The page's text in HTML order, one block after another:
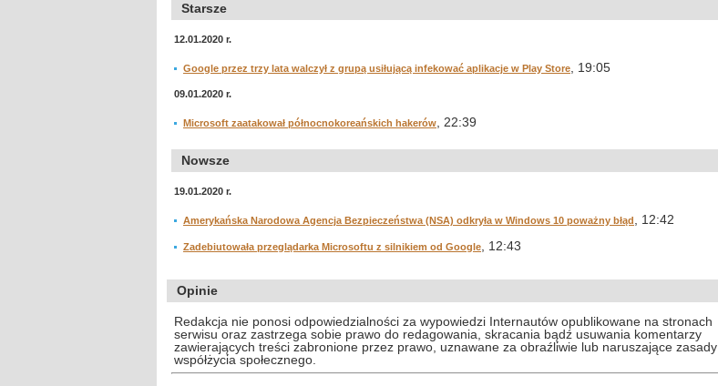
Starsze
12.01.2020 r.
Google przez trzy lata walczył z grupą usiłującą infekować aplikacje w Play Store , 19:05
09.01.2020 r.
Microsoft zaatakował północnokoreańskich hakerów , 22:39
Nowsze
19.01.2020 r.
Amerykańska Narodowa Agencja Bezpieczeństwa (NSA) odkryła w Windows 10 poważny błąd , 12:42
Zadebiutowała przeglądarka Microsoftu z silnikiem od Google , 12:43
Opinie
Redakcja nie ponosi odpowiedzialności za wypowiedzi Internautów opublikowane na stronach
serwisu oraz zastrzega sobie prawo do redagowania, skracania bądź usuwania komentarzy
zawierających treści zabronione przez prawo, uznawane za obraźliwie lub naruszające zasady
współżycia społecznego.